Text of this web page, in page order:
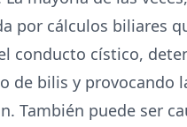
por cálculos biliares
conducto cístico,
de bilis y provocando
También puede ser